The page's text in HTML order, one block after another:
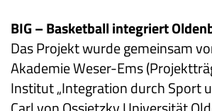
BIG – Basketball integriert
Das Projekt wurde gemeinsam
Akademie Weser-Ems
Institut „Integration durch Sport